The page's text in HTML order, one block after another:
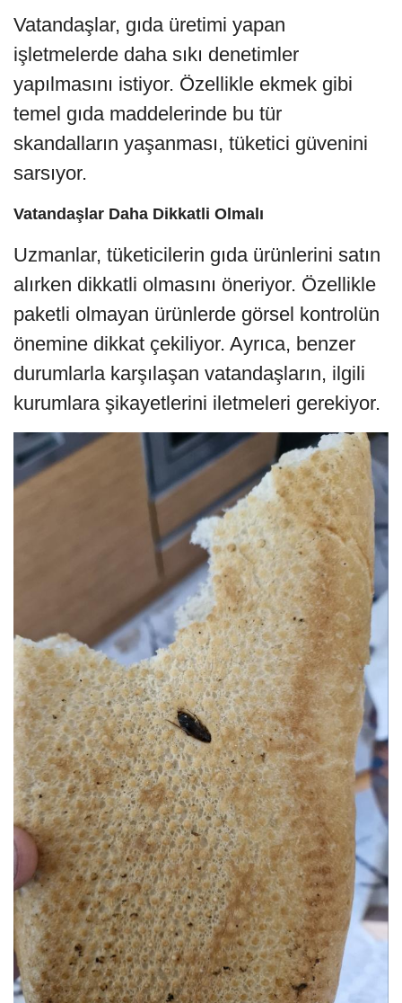
Vatandaşlar, gıda üretimi yapan
işletmelerde daha sıkı denetimler
yapılmasını istiyor. Özellikle ekmek gibi
temel gıda maddelerinde bu tür
skandalların yaşanması, tüketici güvenini
sarsıyor.
Vatandaşlar Daha Dikkatli Olmalı
Uzmanlar, tüketicilerin gıda ürünlerini satın
alırken dikkatli olmasını öneriyor. Özellikle
paketli olmayan ürünlerde görsel kontrolün
önemine dikkat çekiliyor. Ayrıca, benzer
durumlarla karşılaşan vatandaşların, ilgili
kurumlara şikayetlerini iletmeleri gerekiyor.